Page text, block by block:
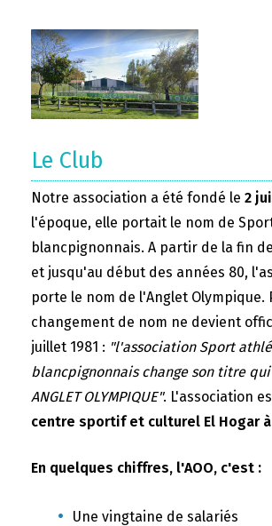
Le Club
Notre association a été fondé le 2
l'époque, elle portait le nom de
blancpignonnais. A partir de la fin
et jusqu'au début des années 80,
porte le nom de l'Anglet Olympique.
changement de nom ne devient
juillet 1981 : "l'association Sport
blancpignonnais change son titre
ANGLET OLYMPIQUE". L'association
centre sportif et culturel El Hogar
En quelques chiffres, l'AOO, c'est :
Une vingtaine de salariés